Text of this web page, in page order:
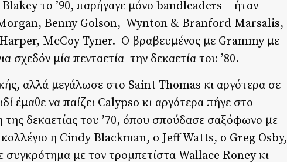
το ’90, παρήγαγε μόνο bandleaders – ήταν
Benny Golson, Wynton & Branford Marsalis,
McCoy Tyner. Ο βραβευμένος με Grammy με
μία πενταετία την δεκαετία του ’80.
αλλά μεγάλωσε στο Saint Thomas κι αργότερα σε
έμαθε να παίζει Calypso κι αργότερα πήγε στο
δεκαετίας του ’70, όπου σπούδασε σαξόφωνο με
κολλέγιο η Cindy Blackman, o Jeff Watts, o Greg Osby,
με τον τρομπετίστα Wallace Roney κι